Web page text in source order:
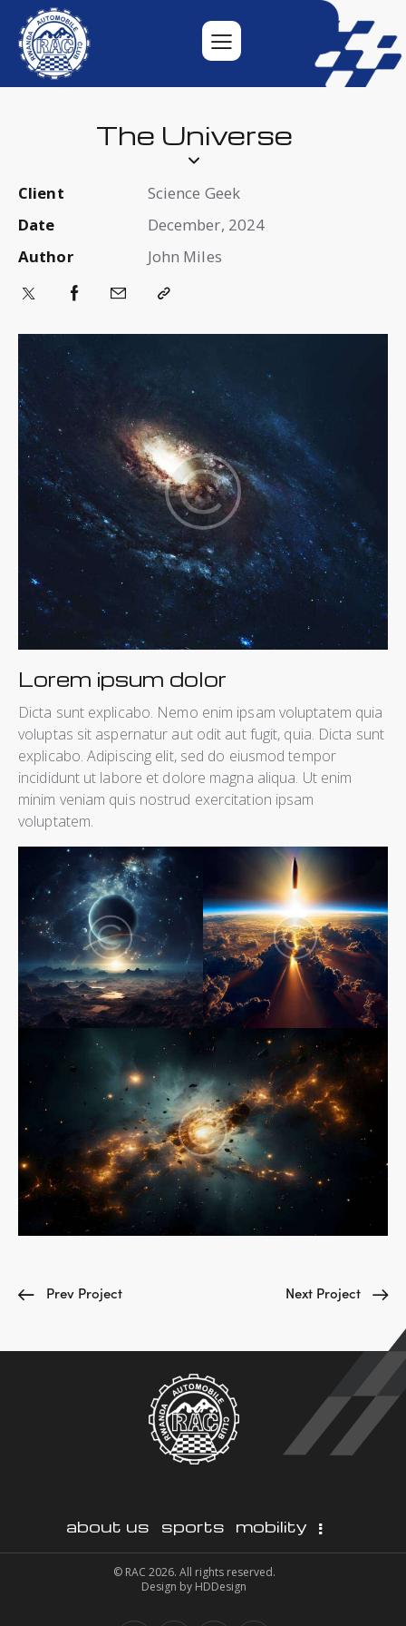
The Universe
Lorem ipsum dolor
Dicta sunt explicabo. Nemo enim ipsam voluptatem quia
voluptas sit aspernatur aut odit aut fugit, quia. Dicta sunt
explicabo. Adipiscing elit, sed do eiusmod tempor
incididunt ut labore et dolore magna aliqua. Ut enim
minim veniam quis nostrud exercitation ipsam
voluptatem.
Client
Science Geek
Date
December, 2024
Author
John Miles
Prev Project Next Project
about us sports mobility
© RAC 2026. All rights reserved.
Design by HDDesign